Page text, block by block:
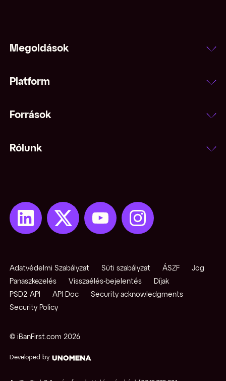
Megoldások
Platform
Források
Rólunk
© iBanFirst.com 2026
Developed by
Adatvédelmi Szabályzat Süti szabályzat ÁSZF
Jog
Panaszkezelés
Visszaélés-bejelentés
Díjak
PSD2 API
API Doc
Security acknowledgments
Security Policy